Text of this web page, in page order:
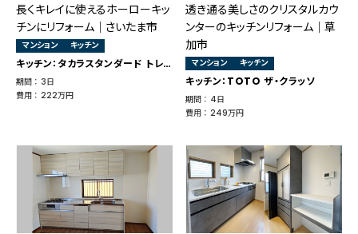
長くキレイに使えるホーローキッ
チンにリフォーム｜さいたま市
マンション キッチン
キッチン：タカラスタンダード トレーシア
期間 ： 3日
費用 ： 222万円
透き通る美しさのクリスタルカウ
ンターのキッチンリフォーム｜草
加市
マンション キッチン
キッチン：TOTO ザ・クラッソ
期間 ： 4日
費用 ： 249万円